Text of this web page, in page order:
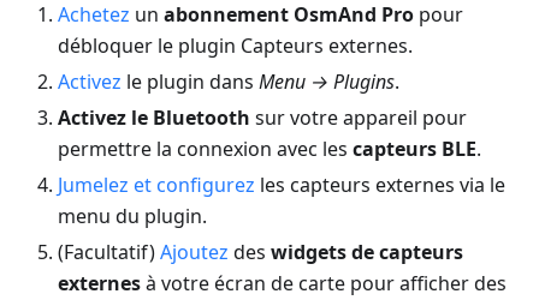
Achetez un abonnement OsmAnd Pro pour
débloquer le plugin Capteurs externes.
Activez le plugin dans Menu → Plugins.
Activez le Bluetooth sur votre appareil pour
permettre la connexion avec les capteurs BLE.
Jumelez et configurez les capteurs externes via le
menu du plugin.
(Facultatif)Ajoutez des widgets de capteurs
externesà votre écran de carte pour afficher des